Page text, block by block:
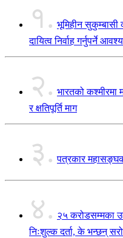
१. भूमिहीन सुकुम्बासी
दायित्व निर्वाह गर्नुपर्ने
२. भारतको कश्मीरमा
र क्षतिपूर्ति माग
३. पत्रकार
४. २५ करोडसम्मका
निःशुल्क दर्ता, के भन्छन्